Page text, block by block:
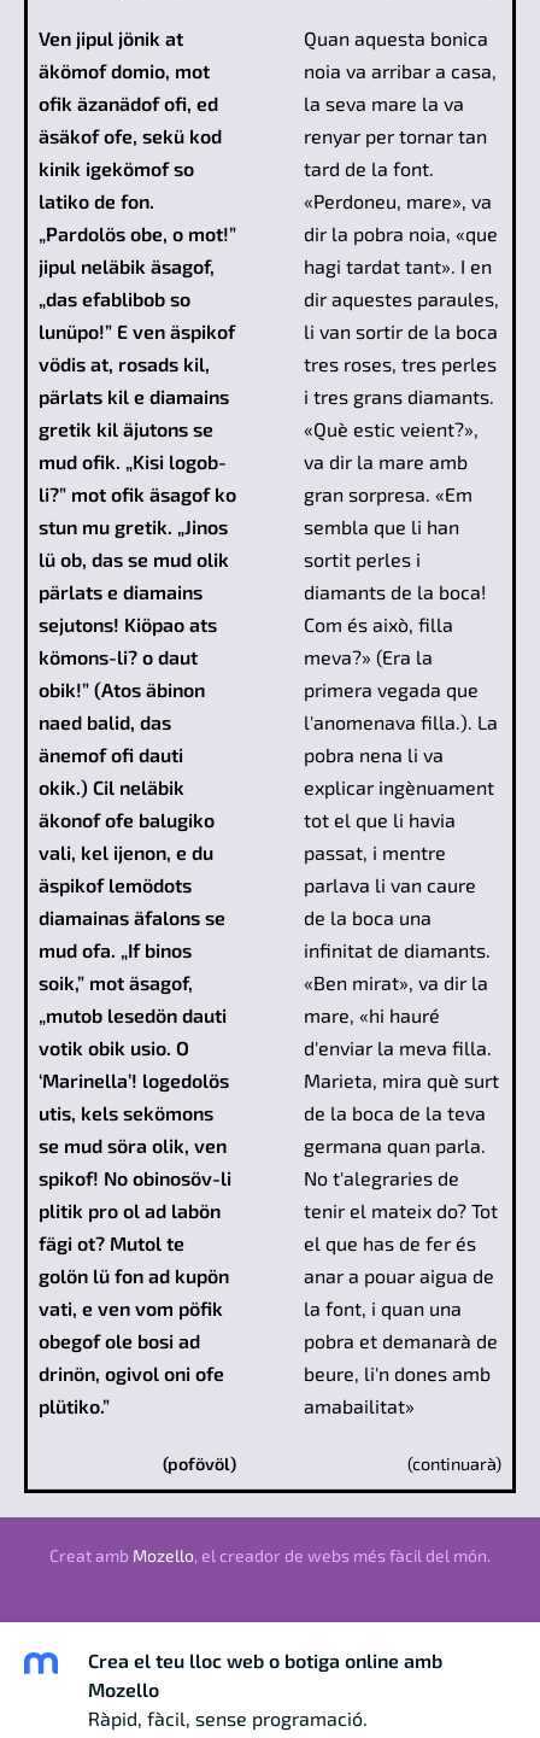
Ven jipul jönik at
äkömof domio, mot
ofik äzanädof ofi, ed
äsäkof ofe, sekü kod
kinik igekömof so
latiko de fon.
„Pardolös obe, o mot!”
jipul neläbik äsagof,
„das efablibob so
lunüpo!” E ven äspikof
vödis at, rosads kil,
pärlats kil e diamains
gretik kil äjutons se
mud ofik. „Kisi logob-
li?” mot ofik äsagof ko
stun mu gretik. „Jinos
lü ob, das se mud olik
pärlats e diamains
sejutons! Kiöpao ats
kömons-li? o daut
obik!” (Atos äbinon
naed balid, das
änemof ofi dauti
okik.) Cil neläbik
äkonof ofe balugiko
vali, kel ijenon, e du
äspikof lemödots
diamainas äfalons se
mud ofa. „If binos
soik,” mot äsagof,
„mutob lesedön dauti
votik obik usio. O
‘Marinella’! logedolös
utis, kels sekömons
se mud söra olik, ven
spikof! No obinosöv-li
plitik pro ol ad labön
fägi ot? Mutol te
golön lü fon ad kupön
vati, e ven vom pöfik
obegof ole bosi ad
drinön, ogivol oni ofe
plütiko.”
(pofövöl)
Quan aquesta bonica
noia va arribar a casa,
la seva mare la va
renyar per tornar tan
tard de la font.
«Perdoneu, mare», va
dir la pobra noia, «que
hagi tardat tant». I en
dir aquestes paraules,
li van sortir de la boca
tres roses, tres perles
i tres grans diamants.
«Què estic veient?»,
va dir la mare amb
gran sorpresa. «Em
sembla que li han
sortit perles i
diamants de la boca!
Com és això, filla
meva?» (Era la
primera vegada que
l'anomenava filla.). La
pobra nena li va
explicar ingènuament
tot el que li havia
passat, i mentre
parlava li van caure
de la boca una
infinitat de diamants.
«Ben mirat», va dir la
mare, «hi hauré
d'enviar la meva filla.
Marieta, mira què surt
de la boca de la teva
germana quan parla.
No t'alegraries de
tenir el mateix do? Tot
el que has de fer és
anar a pouar aigua de
la font, i quan una
pobra et demanarà de
beure, li'n dones amb
amabailitat»
(continuarà)
Creat amb Mozello, el creador de webs més fàcil del món.
Crea el teu lloc web o botiga online amb
Mozello
Ràpid, fàcil, sense programació.